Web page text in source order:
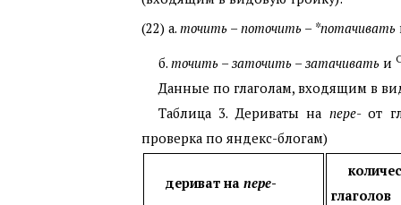
(22) а. точить – поточить – *потачивать
б. точить – заточить – затачиватьи
Данные по глаголам, входящим в
Таблица 3. Дериваты на пере- от
проверка по яндекс-блогам)
дериват на пере-
глаголов